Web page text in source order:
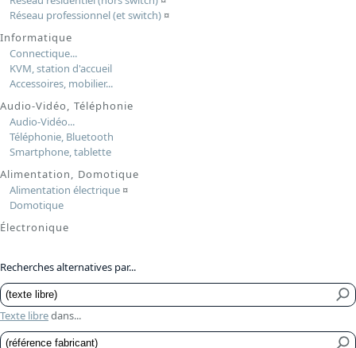
Réseau professionnel (et switch)¤
Informatique
Connectique...
KVM, station d'accueil
Accessoires, mobilier...
Audio-Vidéo, Téléphonie
Audio-Vidéo...
Téléphonie, Bluetooth
Smartphone, tablette
Alimentation, Domotique
Alimentation électrique¤
Domotique
Électronique
Recherches alternatives par...
Texte libredans...